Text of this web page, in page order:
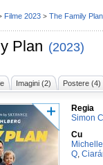
Plan (2023)
Imagini (2) Postere (4)
Regia
Simon
Cu
Q,
Filme 2023 > The Family Plan